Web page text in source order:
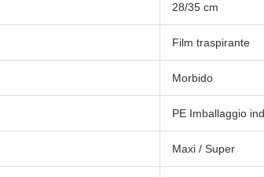
28/35 cm
Film traspirante
Morbido
PE Imballaggio
Maxi / Super